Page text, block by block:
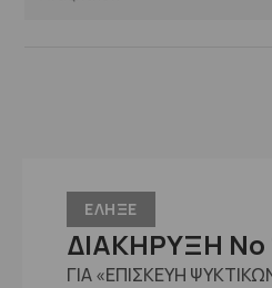
ΕΛΗΞΕ
ΔΙΑΚΗΡΥΞΗ Νο
ΓΙΑ «ΕΠΙΣΚΕΥΗ